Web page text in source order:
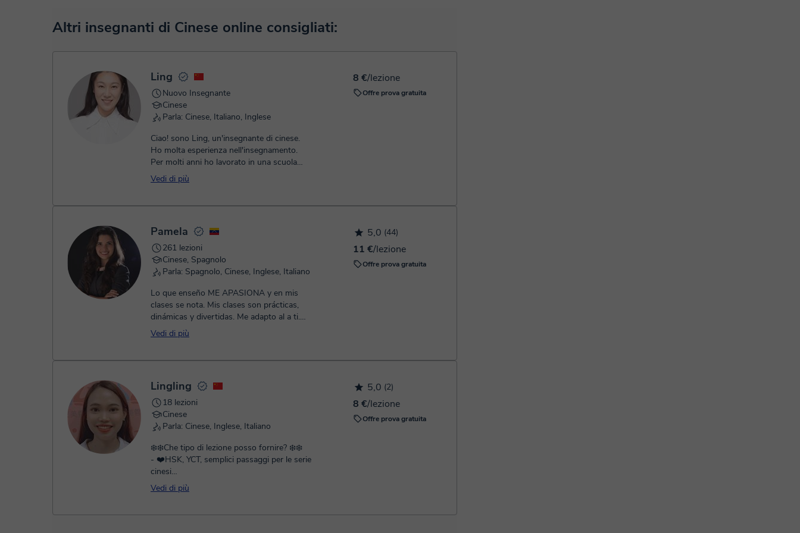
Nel momento nel quale selezioni una lezione o un pack, potrai realizzare il pagamento tramite carta di credito
o debito.
Una volta che hai realizzato il pagamento, riceverai un email di conferma della prenotazione.
Altri insegnanti di Cinese online consigliati:
8 €/lezione
Offre prova gratuita
Ling
Nuovo Insegnante
Cinese
Parla: Cinese, Italiano, Inglese
Ciao! sono Ling, un'insegnante di cinese.
Ho molta esperienza nell'insegnamento.
Per molti anni ho lavorato in una scuola
cinese che insegna inglese a...
Vedi di più
5,0 (44)
11 €/lezione
Offre prova gratuita
Pamela
261 lezioni
Cinese, Spagnolo
Parla: Spagnolo, Cinese, Inglese, Italiano
Lo que enseño ME APASIONA y en mis
clases se nota. Mis clases son prácticas,
dinámicas y divertidas. Me adapto al a ti.
Nunca son repetitivas ni aburridas. Cuento
curiosidades en el proceso y me enfoco
chinos, explico el origen y el por qué.
caligrafía, música, dichos, proverbios
chinos mapas y cultura china. He enseñado
a alumnos todas las edades. China es
infinita… disfrutemos el proceso ヽ(´▽`)/
Vedi di più
5,0 (2)
8 €/lezione
Offre prova gratuita
Lingling
18 lezioni
Cinese
Parla: Cinese, Inglese, Italiano
❄️❄️Che tipo di lezione posso fornire? ❄️❄️
- ❤️HSK, YCT, semplici passaggi per le serie
cinesi
- ❤️Cinese commerciale
- ❤️Conversazion...
Vedi di più